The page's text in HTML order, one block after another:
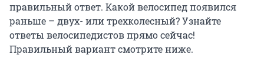
правильный ответ. Какой велосипед появился
раньше – двух- или трехколесный? Узнайте
ответы велосипедистов прямо сейчас!
Правильный вариант смотрите ниже.